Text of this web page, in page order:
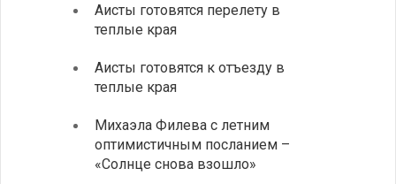
Аисты готовятся перелету в
теплые края
Аисты готовятся к отъезду в
теплые края
Михаэла Филева с летним
оптимистичным посланием –
«Солнце снова взошло»